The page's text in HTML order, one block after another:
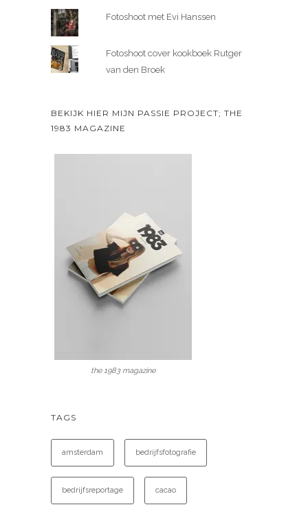
Fotoshoot met Evi Hanssen
Fotoshoot cover kookboek Rutger
van den Broek
BEKIJK HIER MIJN PASSIE PROJECT; THE
1983 MAGAZINE
the 1983 magazine
TAGS
amsterdam bedrijfsfotografie
bedrijfsreportage cacao